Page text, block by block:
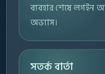
ব্যবহার শেষে লগইন
অভ্যাস।
সতর্ক বার্তা